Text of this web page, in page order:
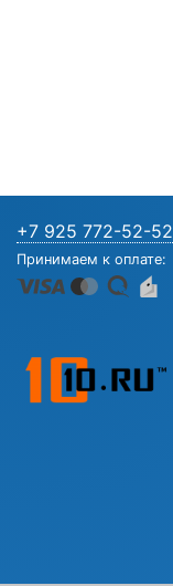
+7 925 772-52-52
Принимаем к оплате: